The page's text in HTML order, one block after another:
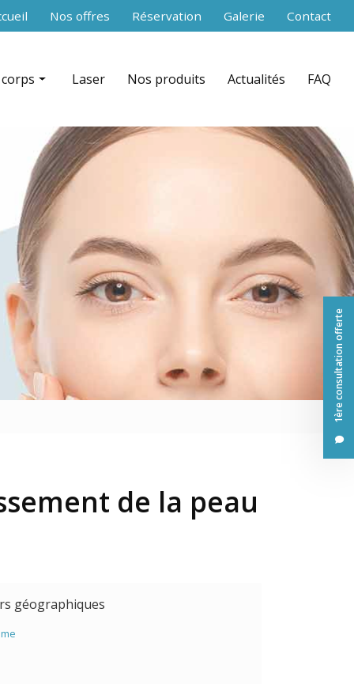
1ère consultation offerte
Nos offres Réservation Galerie Contact
aiguilles)
RF Shaper contouring par zone
+ infrarouge par zone
par zone
celludrain CelluDrain™ par zone
corps
Laser Nos produits Actualités FAQ
de la peau
géographiques